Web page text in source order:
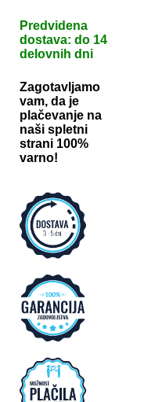
Predvidena
dostava: do 14
delovnih dni
Zagotavljamo
vam, da je
plačevanje na
naši spletni
strani 100%
varno!